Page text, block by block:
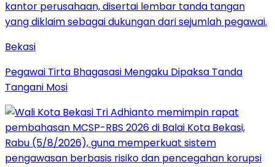
Bekasi
Pegawai Tirta Bhagasasi Mengaku Dipaksa Tanda
Tangani Mosi